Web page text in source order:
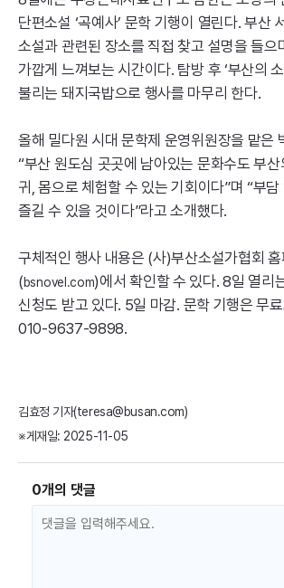
단편소설 ‘곡예사’ 문학 기행이 열린다. 부산
소설과 관련된 장소를 직접 찾고 설명을 들으
가깝게 느껴보는 시간이다. 탐방 후 ‘부산의
불리는 돼지국밥으로 행사를 마무리 한다.
올해 밀다원 시대 문학제 운영위원장을 맡은
“부산 원도심 곳곳에 남아있는 문화수도 부
귀, 몸으로 체험할 수 있는 기회이다”며 “부
즐길 수 있을 것이다”라고 소개했다.
구체적인 행사 내용은 (사)부산소설가협회 홈
(bsnovel.com)에서 확인할 수 있다. 8일 열리
신청도 받고 있다. 5일 마감. 문학 기행은 무
010-9637-9898.
김효정 기자(teresa@busan.com)
※게재일: 2025-11-05
0개의 댓글